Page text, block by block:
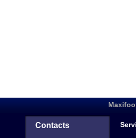
Contacts